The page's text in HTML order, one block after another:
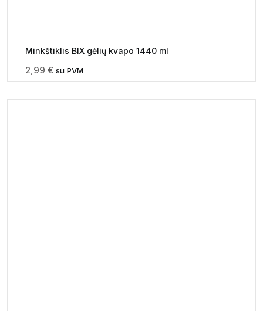
Minkštiklis BIX gėlių kvapo 1440 ml
2,99 € su PVM